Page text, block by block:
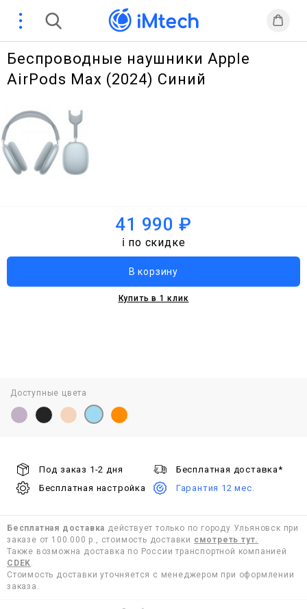
Беспроводные наушники Apple
AirPods Max (2024) Синий
41 990 ₽
ℹ️ по скидке
Купить в 1 клик
Доступные цвета
Под заказ 1-2 дня
Бесплатная доставка*
Бесплатная настройка
Гарантия 12 мес.
Бесплатная доставка действует только по городу Ульяновск при
заказе от 100.000 р., стоимость доставки смотреть тут.
Также возможна доставка по России транспортной компанией
CDEK.
Стоимость доставки уточняется с менеджером при оформлении
заказа.